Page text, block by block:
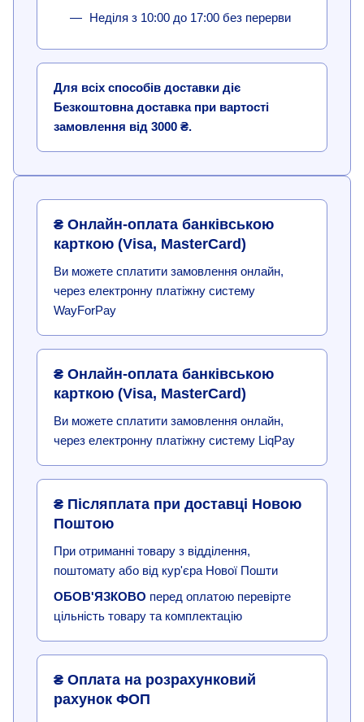
Неділя з 10:00 до 17:00 без перерви
Для всіх способів доставки діє
Безкоштовна доставка при вартості
замовлення від 3000 ₴.
₴ Онлайн-оплата банківською
карткою (Visa, MasterCard)
Ви можете сплатити замовлення онлайн,
через електронну платіжну систему
WayForPay
₴ Онлайн-оплата банківською
карткою (Visa, MasterCard)
Ви можете сплатити замовлення онлайн,
через електронну платіжну систему LiqPay
₴ Післяплата при доставці Новою
Поштою
При отриманні товару з відділення,
поштомату або від кур'єра Нової Пошти
ОБОВ'ЯЗКОВО перед оплатою перевірте
цільність товару та комплектацію
₴ Оплата на розрахунковий
рахунок ФОП